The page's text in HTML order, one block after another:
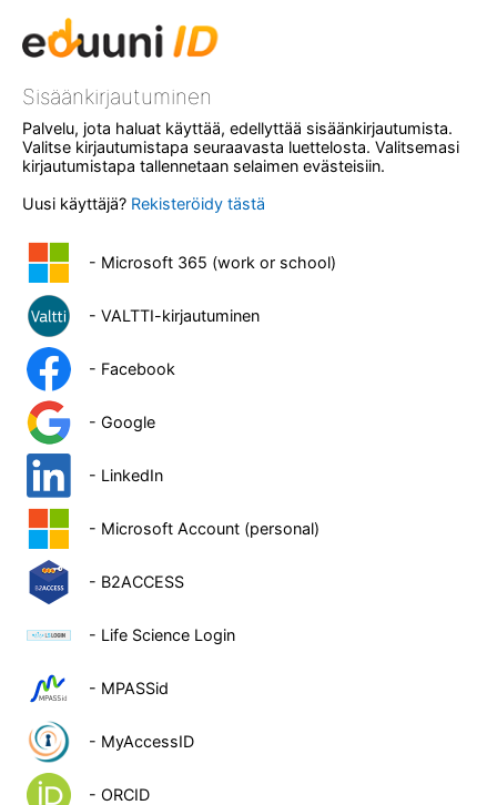
Sisäänkirjautuminen
Palvelu, jota haluat käyttää, edellyttää sisäänkirjautumista.
Valitse kirjautumistapa seuraavasta luettelosta. Valitsemasi
kirjautumistapa tallennetaan selaimen evästeisiin.
Uusi käyttäjä? Rekisteröidy tästä
- Microsoft 365 (work or school)
- VALTTI-kirjautuminen
- Facebook
- Google
- LinkedIn
- Microsoft Account (personal)
- B2ACCESS
- Life Science Login
- MPASSid
- MyAccessID
- ORCID